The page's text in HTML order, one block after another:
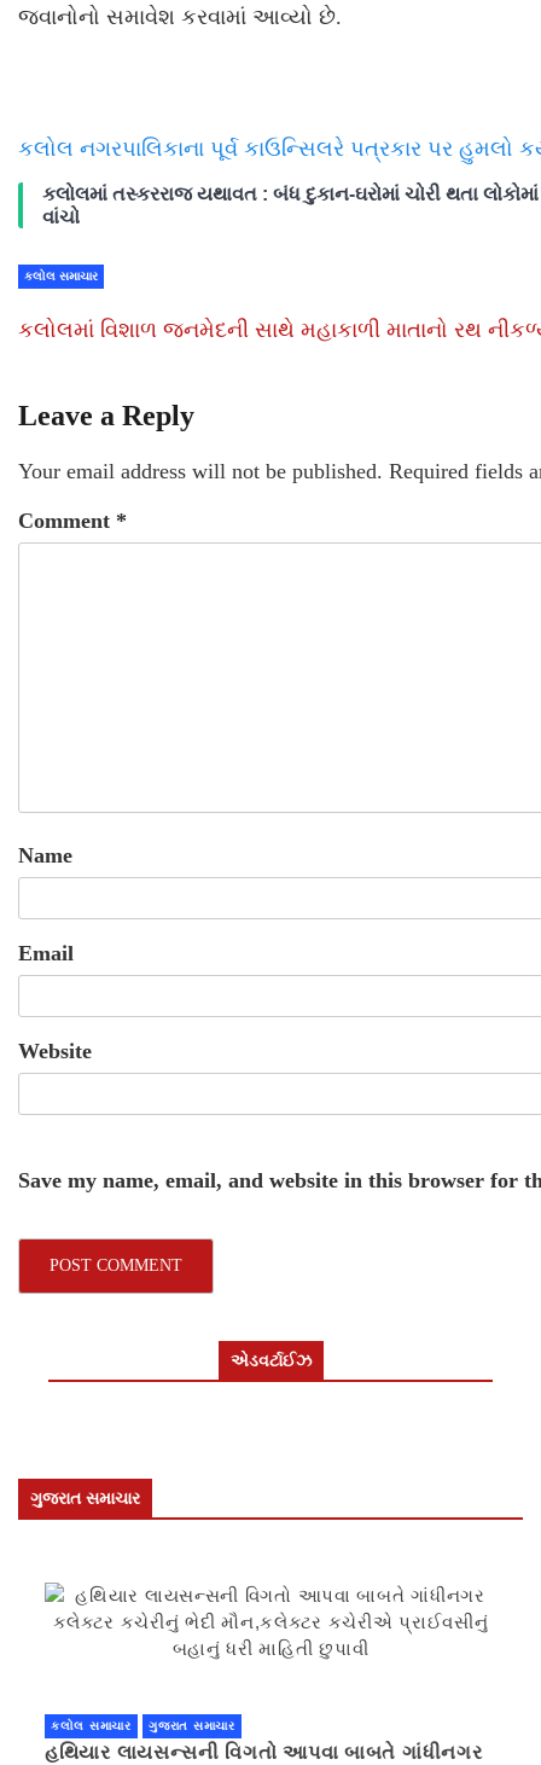
જવાનોનો સમાવેશ કરવામાં આવ્યો છે.
કલોલ નગરપાલિકાના પૂર્વ કાઉન્સિલરે પત્રકાર પર હુમલો
કલોલમાં તસ્કરરાજ યથાવત : બંધ દુકાન-ઘરોમાં ચોરી થતા
વાંચો
કલોલ સમાચાર
કલોલમાં વિશાળ જનમેદની સાથે મહાકાળી માતાનો રથ
Leave a Reply
Your email address will not be published. Required fields
Comment *
Name
Email
Website
Save my name, email, and website in this browser for
એડવર્ટાઈઝ
ગુજરાત સમાચાર
કલોલ સમાચાર ગુજરાત સમાચાર
હથિયાર લાયસન્સની વિગતો આપવા બાબતે ગાંધીનગર